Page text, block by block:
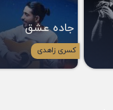
جاده عشق
کسری زاهدی